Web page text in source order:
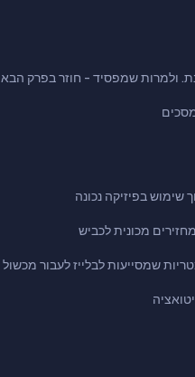
ולמרות שמפסיד - חוזר בפרק הבא
שימוש בפיזיקה נכונה
מכונית לכביש